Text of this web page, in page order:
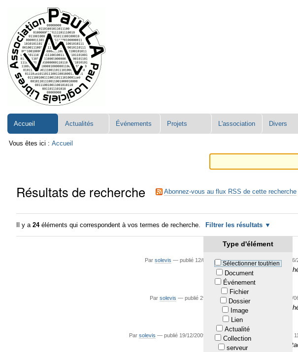
contenu.
Aller
à
la
navigation
Accueil Actualités Événements Projets L'association Divers
Vous êtes ici : Accueil
Résultats de recherche Abonnez-vous au flux RSS de cette recherche
Il y a24éléments qui correspondent à vos termes de recherche. Filtrer les résultats
Type d'élément
Sélectionner tout/rien
Document
Événement
Fichier
Dossier
Image
Lien
Actualité
Collection
serveur
Par solevis — publié12/03/2009—Dernière modification24/06/
Parsolevis —publié 29/01/2011 — Dernière modification 24/
Par solevis — publié19/12/2009 Dernière modification 24/06/2012